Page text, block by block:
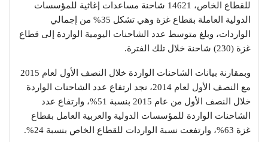
للقطاع الخاص، 14621 شاحنة مساعدات إغاثية للمؤسسات
الدولية العاملة بقطاع غزة وهي تشكل 35% من إجمالي
الواردات، وبلغ متوسط عدد الشاحنات اليومية الواردة إلى قطاع
غزة (230) شاحنة خلال تلك الفترة.
وبمقارنة بيانات الشاحنات الواردة خلال النصف الأول لعام 2015
مع النصف الأول لعام 2014، نجد ارتفاع عدد الشاحنات الواردة
خلال النصف الأول من عام 2015 بنسبة 51%، وارتفاع عدد
الشاحنات الواردة للمؤسسات الدولية والعربية العامل بقطاع
غزة 63%، وارتفعت نسبة الواردات للقطاع الخاص بنسبة 24%.